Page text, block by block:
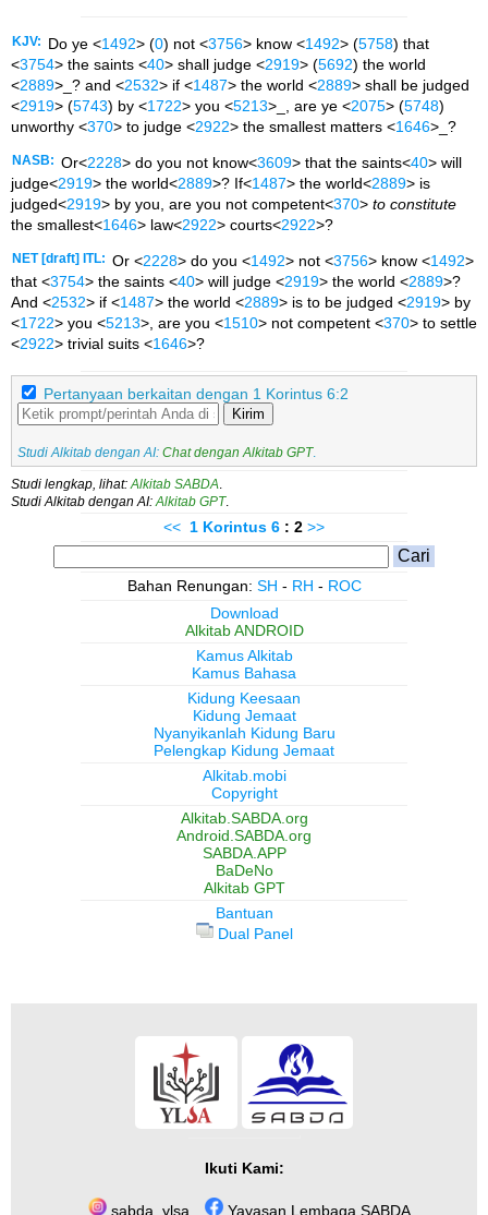
KJV: Do ye <1492> (0) not <3756> know <1492> (5758) that
<3754> the saints <40> shall judge <2919> (5692) the world
<2889>_? and <2532> if <1487> the world <2889> shall be judged
<2919> (5743) by <1722> you <5213>_, are ye <2075> (5748)
unworthy <370> to judge <2922> the smallest matters <1646>_?
NASB: Or<2228> do you not know<3609> that the saints<40> will
judge<2919> the world<2889>? If<1487> the world<2889> is
judged<2919> by you, are you not competent<370> to constitute
the smallest<1646> law<2922> courts<2922>?
NET [draft] ITL: Or <2228> do you <1492> not <3756> know <1492>
that <3754> the saints <40> will judge <2919> the world <2889>?
And <2532> if <1487> the world <2889> is to be judged <2919> by
<1722> you <5213>, are you <1510> not competent <370> to settle
<2922> trivial suits <1646>?
Pertanyaan berkaitan dengan 1 Korintus 6:2
Kirim
Studi Alkitab dengan AI: Chat dengan Alkitab GPT.
Studi lengkap, lihat: Alkitab SABDA
Studi Alkitab dengan AI: Alkitab GPT.
<< 1 Korintus 6 : 2 >>
Bahan Renungan: SH - RH - ROC
Download
Alkitab ANDROID
Kamus Alkitab
Kamus Bahasa
Kidung Keesaan
Kidung Jemaat
Nyanyikanlah Kidung Baru
Pelengkap Kidung Jemaat
Alkitab.mobi
Copyright
Alkitab.SABDA.org
Android.SABDA.org
SABDA.APP
BaDeNo
Alkitab GPT
Bantuan
Dual Panel
Ikuti Kami:
sabda_ylsa Yayasan Lembaga SABDA